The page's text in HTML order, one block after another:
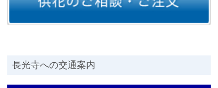
長光寺への交通案内